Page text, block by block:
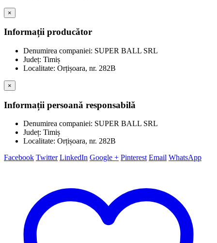
×
Informații producător
Denumirea companiei: SUPER BALL SRL
Județ: Timiș
Localitate: Orțișoara, nr. 282B
×
Informații persoană responsabilă
Denumirea companiei: SUPER BALL SRL
Județ: Timiș
Localitate: Orțișoara, nr. 282B
Facebook Twitter LinkedIn Google + Pinterest Email WhatsApp